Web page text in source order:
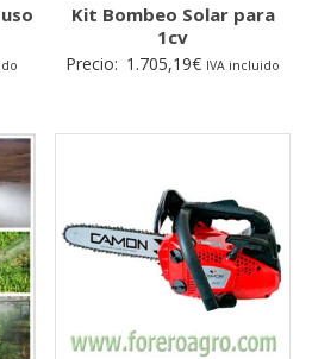
Kit Bombeo Solar para
1cv
Precio: 1.705,19€ IVA incluido